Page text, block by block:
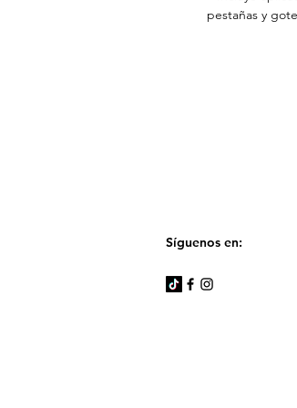
pestañas y
Síguenos en: